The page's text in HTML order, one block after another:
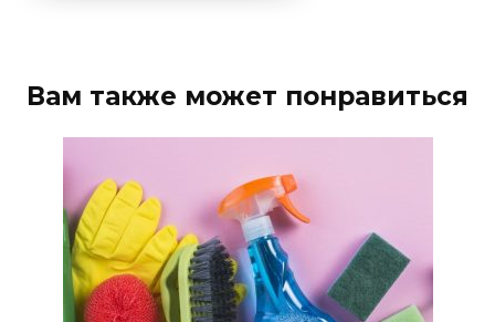
Вам также может понравиться